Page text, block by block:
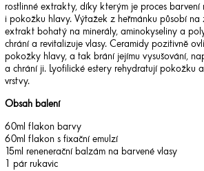
rostlinné extrakty, díky kterým je proces barvení
i pokožku hlavy. Výtažek z heřmánku působí na
extrakt bohatý na minerály, aminokyseliny a
chrání a revitalizuje vlasy. Ceramidy pozitivně
pokožky hlavy, a tak brání jejímu vysušování,
a chrání ji. Lyofilické estery rehydratují pokožku
vrstvy.
Obsah balení
60ml flakon barvy
60ml flakon s fixační emulzí
15ml renenerační balzám na barvené vlasy
1 pár rukavic